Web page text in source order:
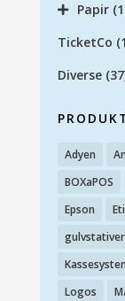
Papir
TicketCo
Diverse
Adyen
BOXaPOS
Epson
gulvstativer
Logos